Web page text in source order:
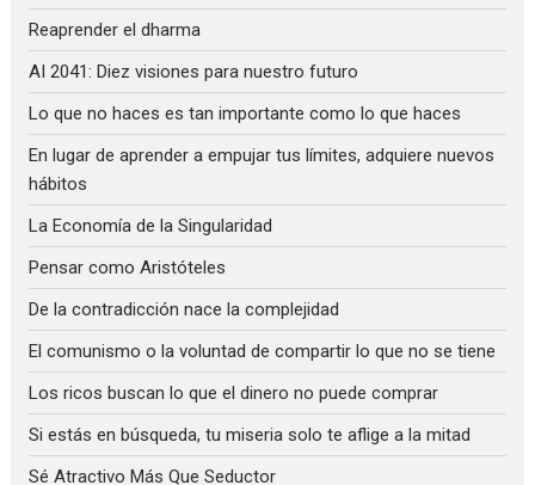
Reaprender el dharma
AI 2041: Diez visiones para nuestro futuro
Lo que no haces es tan importante como lo que haces
En lugar de aprender a empujar tus límites, adquiere nuevos
hábitos
La Economía de la Singularidad
Pensar como Aristóteles
De la contradicción nace la complejidad
El comunismo o la voluntad de compartir lo que no se tiene
Los ricos buscan lo que el dinero no puede comprar
Si estás en búsqueda, tu miseria solo te aflige a la mitad
Sé Atractivo Más Que Seductor